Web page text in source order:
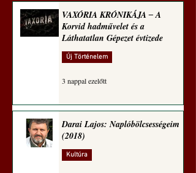
VAXÓRIA KRÓNIKÁJA ‒ A
Korvid hadművelet és a
Láthatatlan Gépezet évtizede
Új Történelem
3 nappal ezelőtt
Darai Lajos: Naplóbölcsességeim
(2018)
Kultúra